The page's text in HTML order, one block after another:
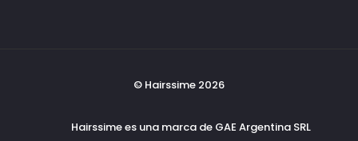
© Hairssime 2026
Hairssime es una marca de GAE Argentina SRL